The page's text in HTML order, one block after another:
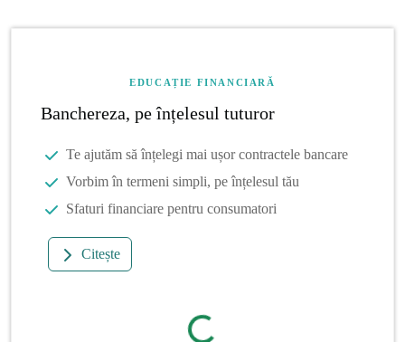
EDUCAȚIE FINANCIARĂ
Banchereza, pe înțelesul tuturor
Te ajutăm să înțelegi mai ușor contractele bancare
Vorbim în termeni simpli, pe înțelesul tău
Sfaturi financiare pentru consumatori
Citește